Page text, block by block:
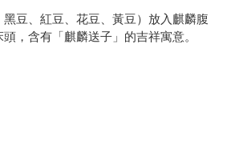
豆、紅豆、花豆、黃豆）放入麒麟腹
，含有「麒麟送子」的吉祥寓意。